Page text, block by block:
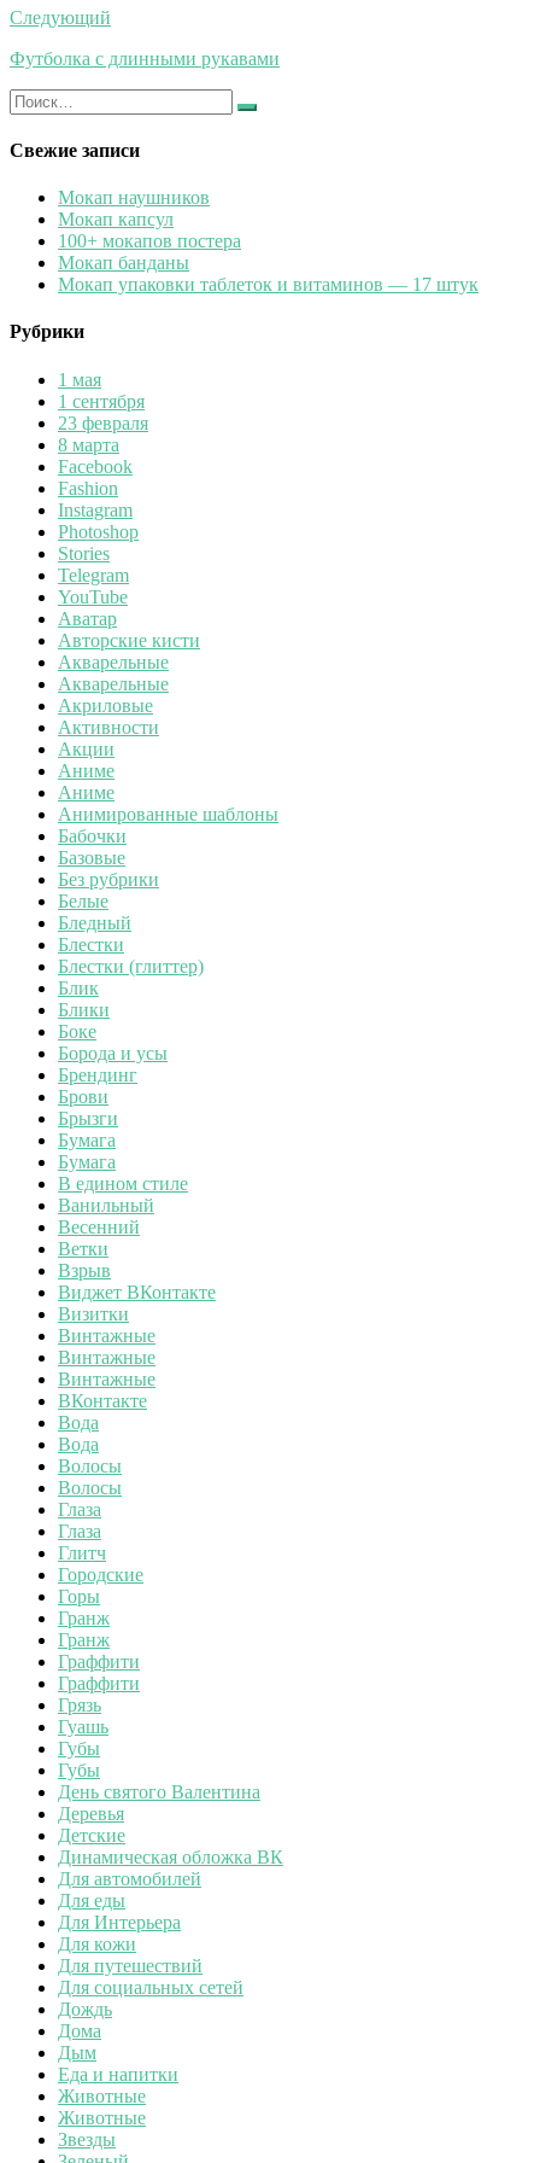
Следующий
Футболка с длинными рукавами
Искать:
Найти
Свежие записи
Мокап наушников
Мокап капсул
100+ мокапов постера
Мокап банданы
Мокап упаковки таблеток и витаминов — 17 штук
Рубрики
1 мая
1 сентября
23 февраля
8 марта
Facebook
Fashion
Instagram
Photoshop
Stories
Telegram
YouTube
Аватар
Авторские кисти
Акварельные
Акварельные
Акриловые
Активности
Акции
Аниме
Аниме
Анимированные шаблоны
Бабочки
Базовые
Без рубрики
Белые
Бледный
Блестки
Блестки (глиттер)
Блик
Блики
Боке
Борода и усы
Брендинг
Брови
Брызги
Бумага
Бумага
В едином стиле
Ванильный
Весенний
Ветки
Взрыв
Виджет ВКонтакте
Визитки
Винтажные
Винтажные
Винтажные
ВКонтакте
Вода
Вода
Волосы
Волосы
Глаза
Глаза
Глитч
Городские
Горы
Гранж
Гранж
Граффити
Граффити
Грязь
Гуашь
Губы
Губы
День святого Валентина
Деревья
Детские
Динамическая обложка ВК
Для автомобилей
Для еды
Для Интерьера
Для кожи
Для путешествий
Для социальных сетей
Дождь
Дома
Дым
Еда и напитки
Животные
Животные
Звезды